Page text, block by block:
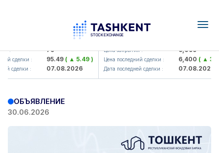
: 79
сделки : 95.49( ▲ 5.49 )
сделки : 07.08.2026
UZMK (<O'zmetkombinat> AJ)
Цена закрытия : 6,099
Цена последний сделки : 6,400( ▲
Дата последней сделки : 07.08.2026
ОБЪЯВЛЕНИЕ
30.06.2026